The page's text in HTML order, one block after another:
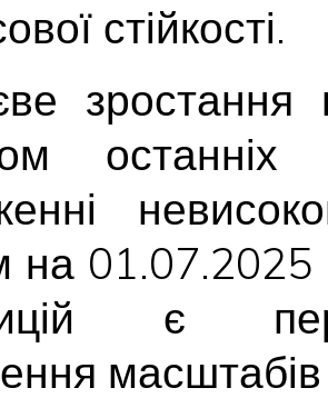
стійкості.
зростання
на 01.07.2025
є
масштабів